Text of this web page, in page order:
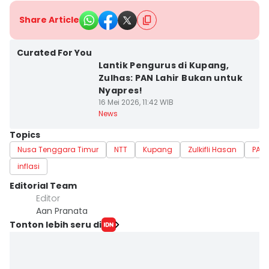
Share Article
Curated For You
Lantik Pengurus di Kupang,
Zulhas: PAN Lahir Bukan untuk
Nyapres!
16 Mei 2026, 11:42 WIB
News
Topics
Nusa Tenggara Timur NTT Kupang Zulkifli Hasan
PAN
inflasi
Editorial Team
Editor
Aan Pranata
Tonton lebih seru di